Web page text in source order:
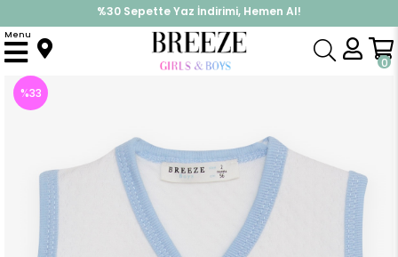
%30 Sepette Yaz İndirimi, Hemen Al!
İndirimlere ek %10 İndirimi Kap, Hemen Üye Ol!
0
Menu
Anasayfa Üst Giyim Yelek
%33